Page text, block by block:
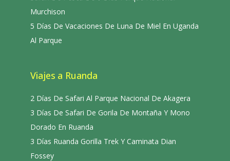
Murchison
5 Días De Vacaciones De Luna De Miel En Uganda
Al Parque
Viajes a Ruanda
2 Días De Safari Al Parque Nacional De Akagera
3 Días De Safari De Gorila De Montaña Y Mono
Dorado En Ruanda
3 Días Ruanda Gorilla Trek Y Caminata Dian
Fossey